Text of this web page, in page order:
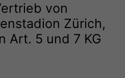
von
Zürich,
Art. 5 und 7 KG